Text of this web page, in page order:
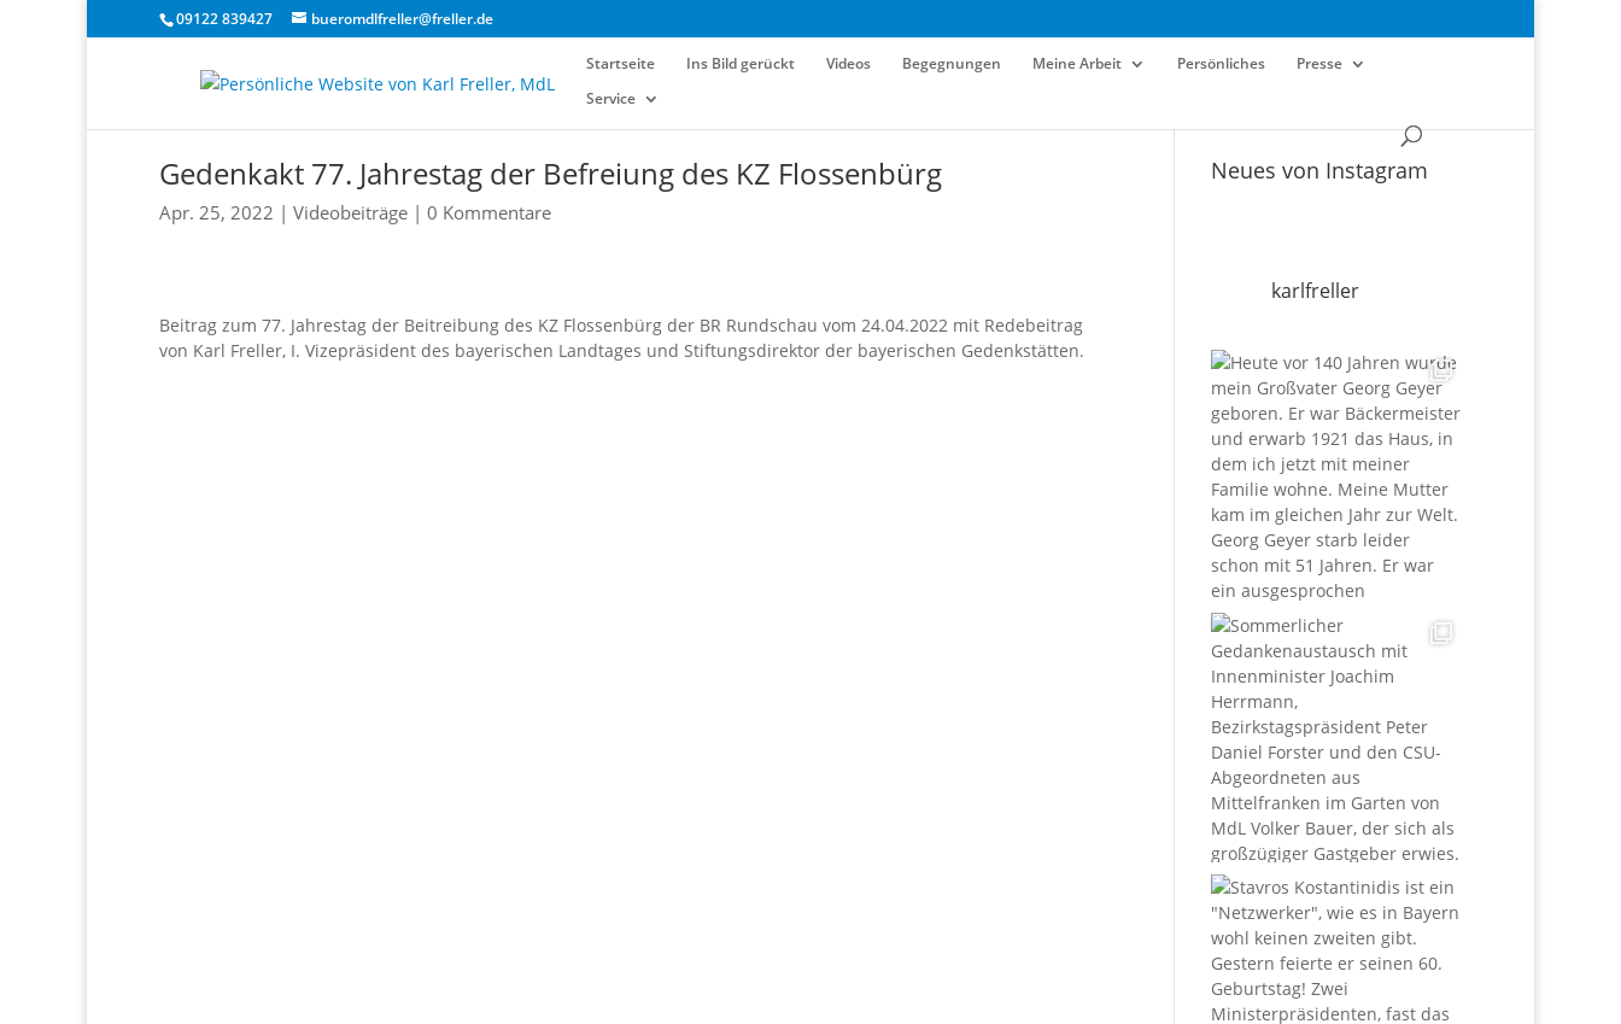
09122 839427 bueromdlfreller@freller.de
Startseite Ins Bild gerückt Videos Begegnungen Meine Arbeit Persönliches
Presse
Service
Gedenkakt 77. Jahrestag der Befreiung des KZ Flossenbürg
Apr. 25, 2022 | Videobeiträge | 0 Kommentare
Beitrag zum 77. Jahrestag der Beitreibung des KZ Flossenbürg der BR Rundschau vom 24.04.2022 mit Redebeitrag
von Karl Freller, I. Vizepräsident des bayerischen Landtages und Stiftungsdirektor der bayerischen Gedenkstätten.
Neues von Instagram
karlfreller